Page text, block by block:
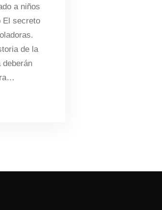
a niños
El secreto
de la
deberán